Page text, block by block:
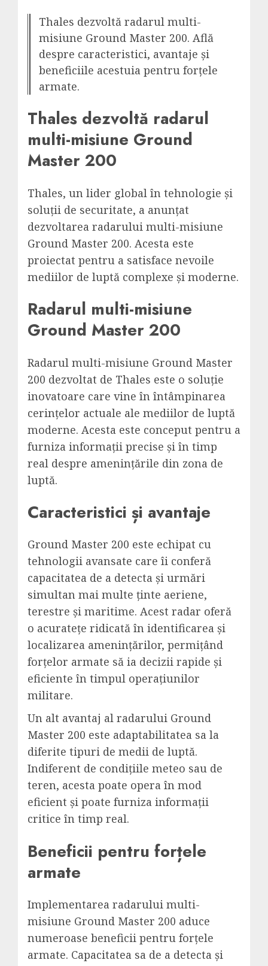
Thales dezvoltă radarul multi-
misiune Ground Master 200. Află
despre caracteristici, avantaje și
beneficiile acestuia pentru forțele
armate.
Thales dezvoltă radarul
multi-misiune Ground
Master 200
Thales, un lider global în tehnologie și
soluții de securitate, a anunțat
dezvoltarea radarului multi-misiune
Ground Master 200. Acesta este
proiectat pentru a satisface nevoile
mediilor de luptă complexe și moderne.
Radarul multi-misiune
Ground Master 200
Radarul multi-misiune Ground Master
200 dezvoltat de Thales este o soluție
inovatoare care vine în întâmpinarea
cerințelor actuale ale mediilor de luptă
moderne. Acesta este conceput pentru a
furniza informații precise și în timp
real despre amenințările din zona de
luptă.
Caracteristici și avantaje
Ground Master 200 este echipat cu
tehnologii avansate care îi conferă
capacitatea de a detecta și urmări
simultan mai multe ținte aeriene,
terestre și maritime. Acest radar oferă
o acuratețe ridicată în identificarea și
localizarea amenințărilor, permițând
forțelor armate să ia decizii rapide și
eficiente în timpul operațiunilor
militare.
Un alt avantaj al radarului Ground
Master 200 este adaptabilitatea sa la
diferite tipuri de medii de luptă.
Indiferent de condițiile meteo sau de
teren, acesta poate opera în mod
eficient și poate furniza informații
critice în timp real.
Beneficii pentru forțele
armate
Implementarea radarului multi-
misiune Ground Master 200 aduce
numeroase beneficii pentru forțele
armate. Capacitatea sa de a detecta și